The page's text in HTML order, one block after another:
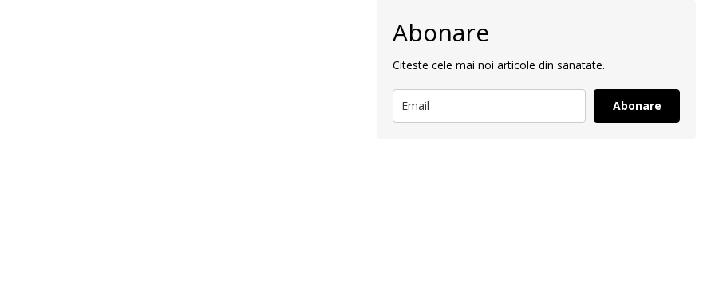
Abonare
Citeste cele mai noi articole din sanatate.
Abonare